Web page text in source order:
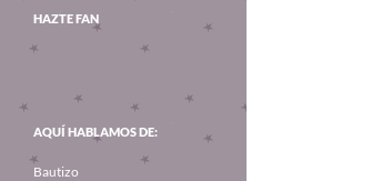
HAZTE FAN
AQUÍ HABLAMOS DE:
Bautizo